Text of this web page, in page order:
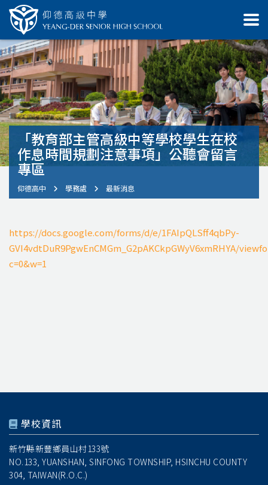
「教育部主管高級中等學校學生在校
作息時間規劃注意事項」公聽會留言
專區
仰德高中 學務處 最新消息
https://docs.google.com/forms/d/e/1FAIpQLSff4qbPy-
GVI4vdtDuR9PgwEnCMGm_G2pAKCkpGWyV6xmRHYA/
c=0&w=1
學校資訊
新竹縣新豐鄉員山村133號
NO.133, YUANSHAN, SINFONG TOWNSHIP, HSINCHU COUNTY
304, TAIWAN(R.O.C.)